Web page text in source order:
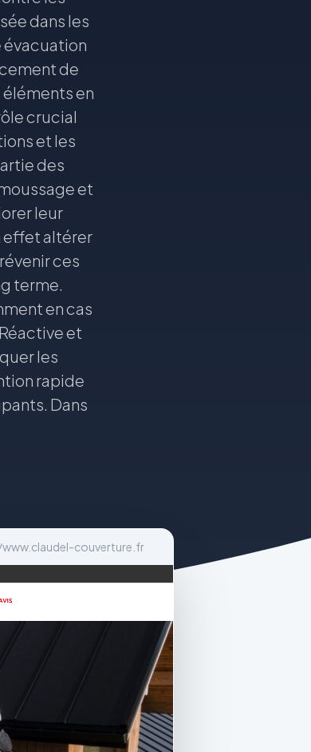
dans les
évacuation
de
en
crucial
et les
des
et
leur
effet altérer
ces
terme.
en cas
et
les
rapide
Dans
couverture.fr